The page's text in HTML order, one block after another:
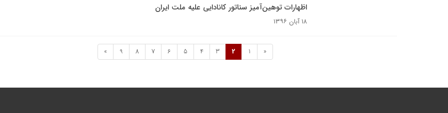
اظهارات توهین‌آمیز سناتور کانادایی علیه ملت ایران
۱۸ آبان ۱۳۹۶
«
1
2
3
4
5
6
7
8
9
»